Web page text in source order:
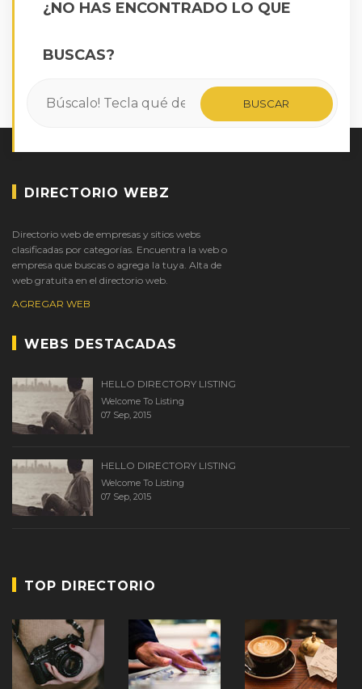
¿NO HAS ENCONTRADO LO QUE
BUSCAS?
DIRECTORIO WEBZ
Directorio web de empresas y sitios webs
clasificadas por categorías. Encuentra la web o
empresa que buscas o agrega la tuya. Alta de
web gratuita en el directorio web.
AGREGAR WEB
WEBS DESTACADAS
HELLO DIRECTORY LISTING
Welcome To Listing
07 Sep, 2015
HELLO DIRECTORY LISTING
Welcome To Listing
07 Sep, 2015
TOP DIRECTORIO